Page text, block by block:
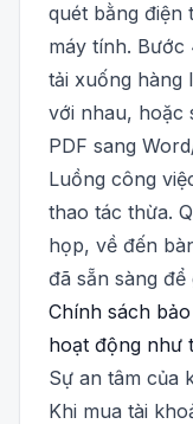
quét bằng điện
máy tính. Bước
tải xuống hàng
với nhau, hoặc
PDF sang
Luồng công
thao tác thừa.
họp, về đến
đã sẵn sàng để
Chính sách
hoạt động như
Sự an tâm của
Khi mua tài